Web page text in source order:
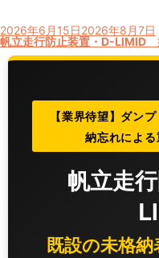
投
稿
日:
2026年6月15日2026年8月7日
帆立走行防止装置・D-LIMID
【業界待望】ダン
納忘れによ
帆立走
既設の未格